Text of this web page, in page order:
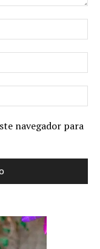
navegador para